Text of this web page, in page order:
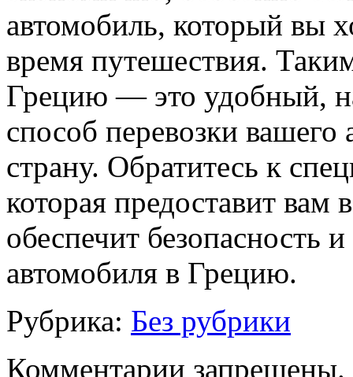
автомобиль, который вы
время путешествия.
Грецию — это удобный,
способ перевозки
страну. Обратитесь к
которая предоставит вам
обеспечит безопасность
автомобиля в Грецию.
Рубрика: Без рубрики
Комментарии запрещены.